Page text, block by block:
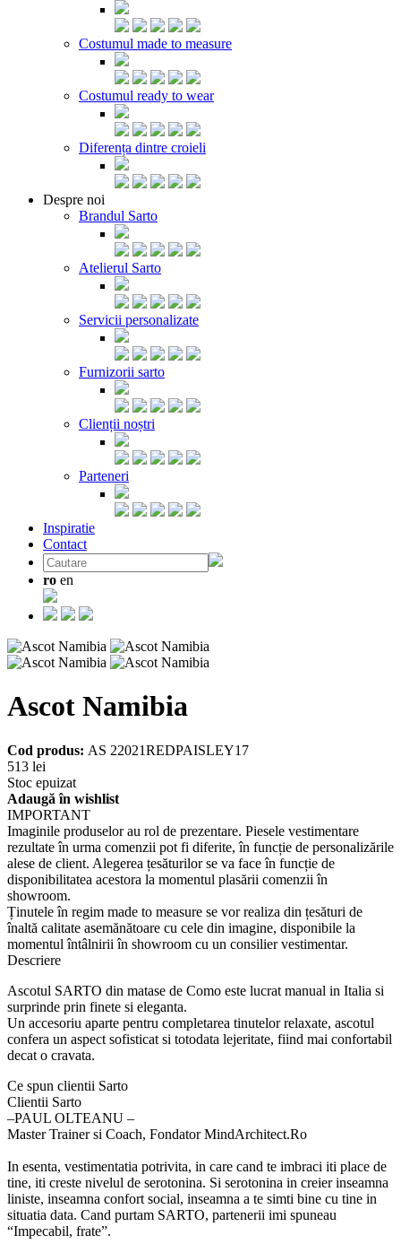
Costumul made to measure
Costumul ready to wear
Diferența dintre croieli
Despre noi
Brandul Sarto
Atelierul Sarto
Servicii personalizate
Furnizorii sarto
Clienții noștri
Parteneri
Inspiratie
Contact
ro en
Ascot Namibia
Cod produs: AS 22021REDPAISLEY17
513 lei
Stoc epuizat
Adaugă în wishlist
IMPORTANT
Imaginile produselor au rol de prezentare. Piesele vestimentare
rezultate în urma comenzii pot fi diferite, în funcție de personalizările
alese de client. Alegerea țesăturilor se va face în funcție de
disponibilitatea acestora la momentul plasării comenzii în
showroom.
Ținutele în regim made to measure se vor realiza din țesături de
înaltă calitate asemănătoare cu cele din imagine, disponibile la
momentul întâlnirii în showroom cu un consilier vestimentar.
Descriere
Ascotul SARTO din matase de Como este lucrat manual in Italia si
surprinde prin finete si eleganta.
Un accesoriu aparte pentru completarea tinutelor relaxate, ascotul
confera un aspect sofisticat si totodata lejeritate, fiind mai confortabil
decat o cravata.
Ce spun clientii Sarto
Clientii Sarto
‒PAUL OLTEANU –
Master Trainer si Coach, Fondator MindArchitect.Ro
In esenta, vestimentatia potrivita, in care cand te imbraci iti place de
tine, iti creste nivelul de serotonina. Si serotonina in creier inseamna
liniste, inseamna confort social, inseamna a te simti bine cu tine in
situatia data. Cand purtam SARTO, partenerii imi spuneau
“Impecabil, frate”.